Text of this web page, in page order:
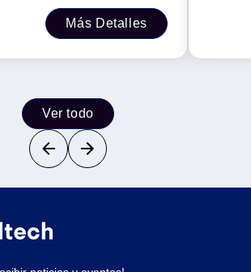
kg - repisa y base para una
Más Detalles
Ver todo